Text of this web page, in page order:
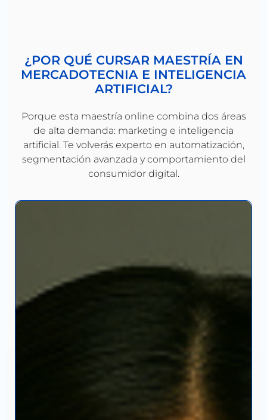
¿POR QUÉ CURSAR MAESTRÍA EN
MERCADOTECNIA E INTELIGENCIA
ARTIFICIAL?
Porque esta maestría online combina dos áreas
de alta demanda: marketing e inteligencia
artificial. Te volverás experto en automatización,
segmentación avanzada y comportamiento del
consumidor digital.